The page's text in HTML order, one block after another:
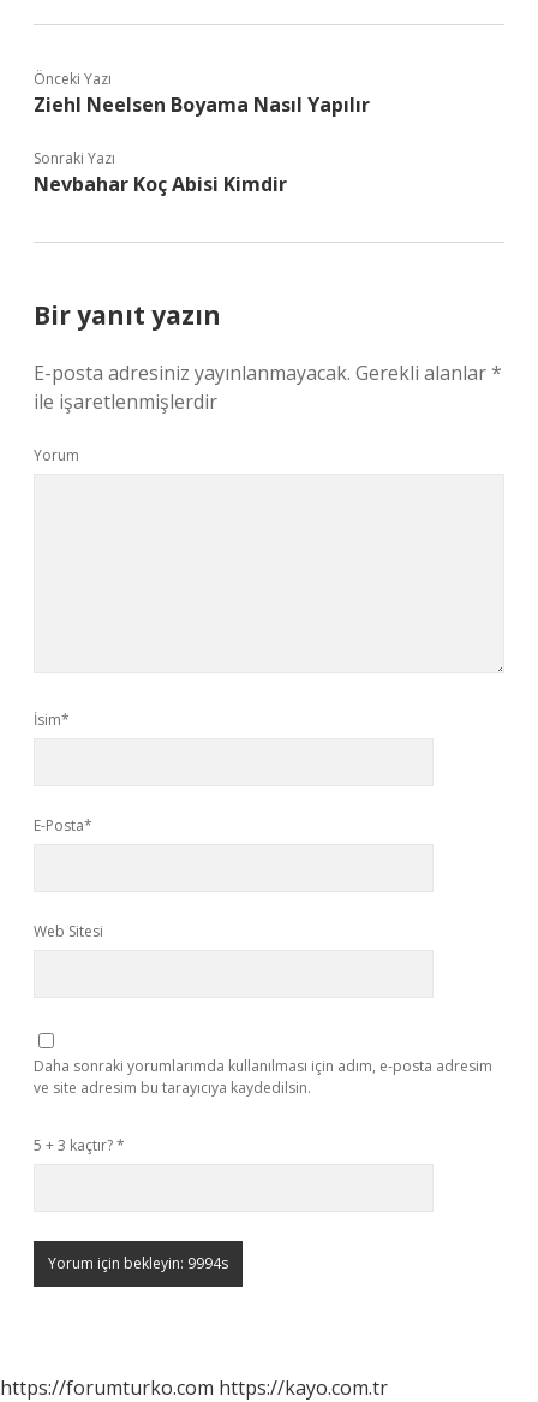
Önceki Yazı
Ziehl Neelsen Boyama Nasıl Yapılır
Sonraki Yazı
Nevbahar Koç Abisi Kimdir
Bir yanıt yazın
E-posta adresiniz yayınlanmayacak. Gerekli alanlar*
ile işaretlenmişlerdir
Yorum
İsim*
E-Posta*
Web Sitesi
Daha sonraki yorumlarımda kullanılması için adım, e-posta adresim
ve site adresim bu tarayıcıya kaydedilsin.
5 + 3 kaçtır?*
https://forumturko.com https://kayo.com.tr